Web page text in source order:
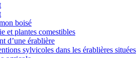
boisé
et plantes comestibles
d’une érablière
sylvicoles dans les érablières situées